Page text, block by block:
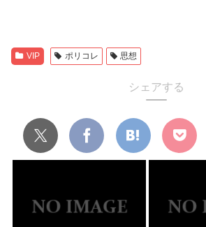
VIP ポリコレ 思想
シェアする